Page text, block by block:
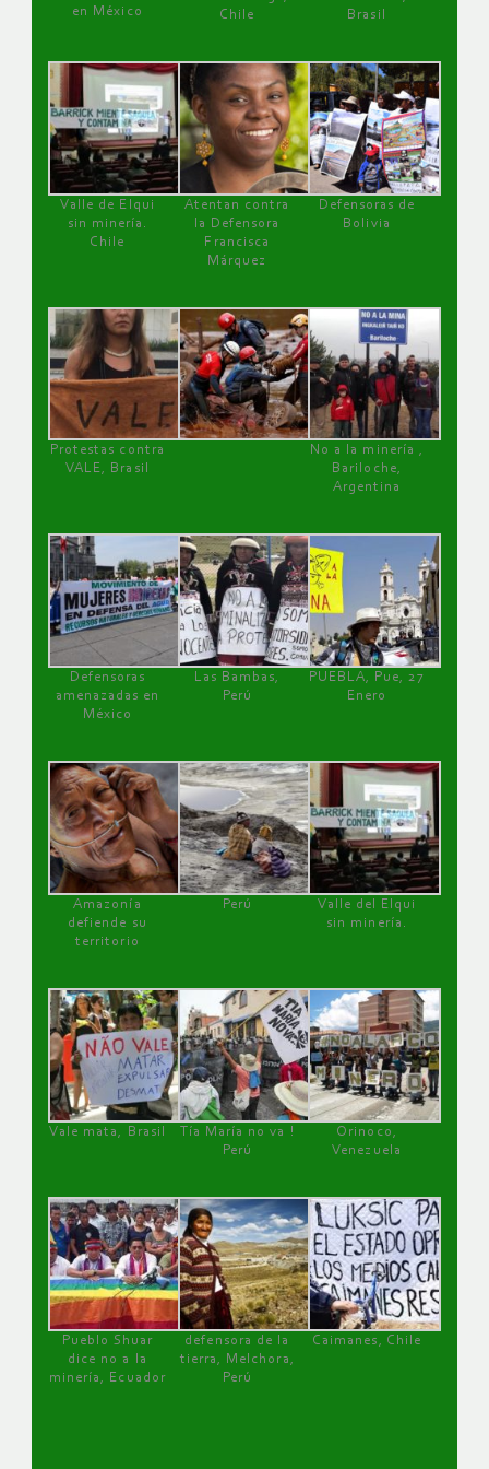
en México
Chile
Brasil
Valle de Elqui
sin minería.
Chile
Atentan contra
la Defensora
Francisca
Márquez
Defensoras de
Bolivia
Protestas contra
VALE, Brasil
No a la minería ,
Bariloche,
Argentina
Defensoras
amenazadas en
México
Las Bambas,
Perú
PUEBLA, Pue, 27
Enero
Amazonía
defiende su
territorio
Perú
Valle del Elqui
sin minería.
Vale mata, Brasil
Tía María no va !
Perú
Orinoco,
Venezuela
Pueblo Shuar
dice no a la
minería, Ecuador
defensora de la
tierra, Melchora,
Perú
Caimanes, Chile